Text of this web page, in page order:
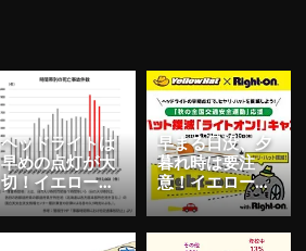
ヘッドライトは
早めの点灯が大
切！イエローハ
ット「秋の全国
交通安全運動応
早まる日没、夕
暮れ時は要注
意！イエローハ
ットがヒヤリ・
ハット撲滅 「ラ
イトオン！...